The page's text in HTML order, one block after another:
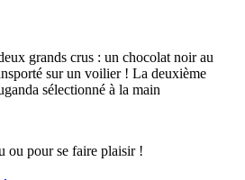
grands crus : un chocolat noir au
sur un voilier ! La deuxième
sélectionné à la main
ou pour se faire plaisir !